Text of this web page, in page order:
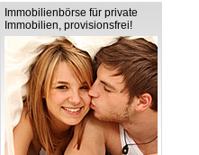
Immobilienbörse für private
Immobilien, provisionsfrei!